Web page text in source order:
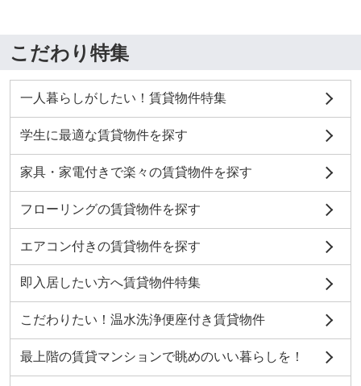
こだわり特集
一人暮らしがしたい！賃貸物件特集
学生に最適な賃貸物件を探す
家具・家電付きで楽々の賃貸物件を探す
フローリングの賃貸物件を探す
エアコン付きの賃貸物件を探す
即入居したい方へ賃貸物件特集
こだわりたい！温水洗浄便座付き賃貸物件
最上階の賃貸マンションで眺めのいい暮らしを！